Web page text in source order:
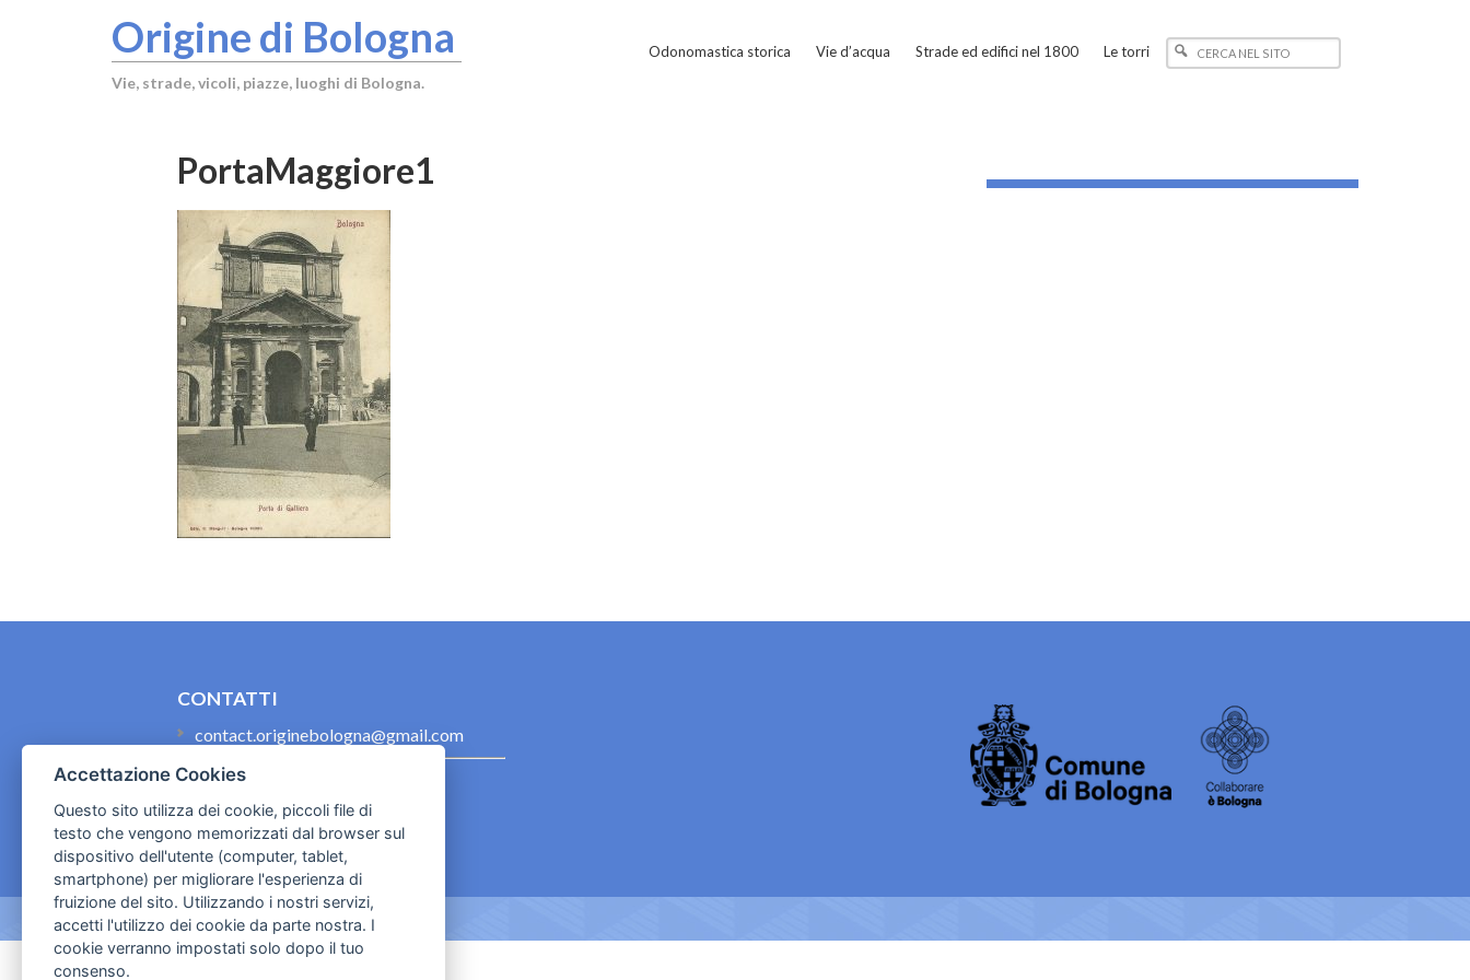
Origine di Bologna
Vie, strade, vicoli, piazze, luoghi di Bologna.
Odonomastica storica Vie d’acqua Strade ed edifici nel 1800 Le torri
PortaMaggiore1
CONTATTI
contact.originebologna@gmail.com
Cookies e informativa privacy
Accettazione Cookies
Questo sito utilizza dei cookie, piccoli file di
testo che vengono memorizzati dal browser sul
dispositivo dell'utente (computer, tablet,
smartphone) per migliorare l'esperienza di
fruizione del sito. Utilizzando i nostri servizi,
accetti l'utilizzo dei cookie da parte nostra. I
cookie verranno impostati solo dopo il tuo
consenso.